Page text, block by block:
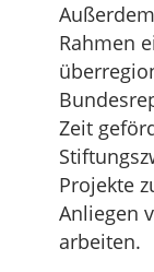
Rahmen
Zeit
Projekte
Anliegen
arbeiten.